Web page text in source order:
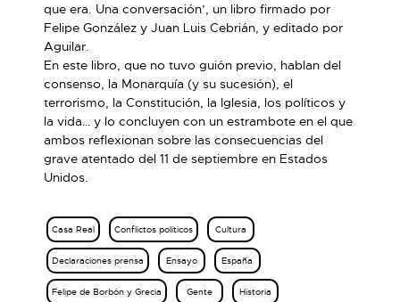
que era. Una conversación’, un libro firmado por
Felipe González y Juan Luis Cebrián, y editado por
Aguilar.
En este libro, que no tuvo guión previo, hablan del
consenso, la Monarquía (y su sucesión), el
terrorismo, la Constitución, la Iglesia, los políticos y
la vida… y lo concluyen con un estrambote en el que
ambos reflexionan sobre las consecuencias del
grave atentado del 11 de septiembre en Estados
Unidos.
Casa Real Conflictos políticos Cultura
Declaraciones prensa Ensayo España
Felipe de Borbón y Grecia Gente Historia